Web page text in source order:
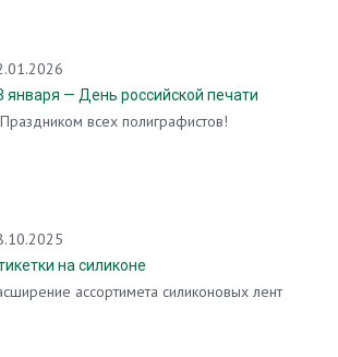
января — День российской печати
всех полиграфистов!
на силиконе
ассортимета силиконовых лент